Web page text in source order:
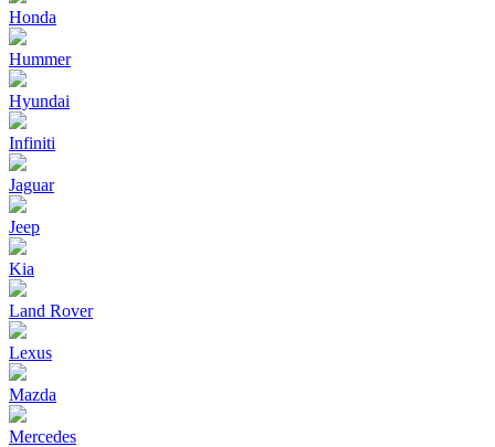
Honda
Hummer
Hyundai
Infiniti
Jaguar
Jeep
Kia
Land Rover
Lexus
Mazda
Mercedes